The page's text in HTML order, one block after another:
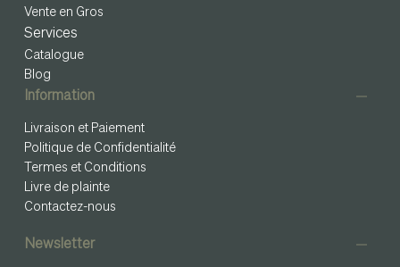
Vente en Gros
Services
Catalogue
Blog
Information
Livraison et Paiement
Politique de Confidentialité
Termes et Conditions
Livre de plainte
Contactez-nous
Newsletter